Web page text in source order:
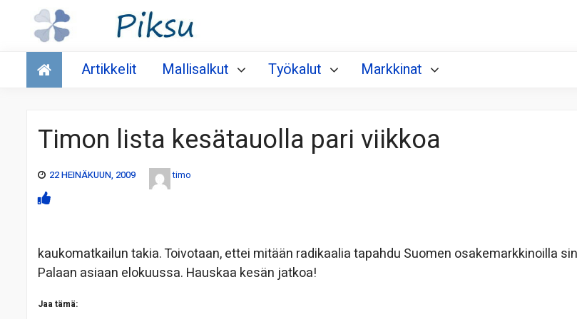
Talous
Artikkelit Mallisalkut Työkalut Markkinat
Timon lista kesätauolla pari viikkoa
22 HEINÄKUUN, 2009 timo
kaukomatkailun takia. Toivotaan, ettei mitään radikaalia tapahdu Suomen osakemarkkinoilla
Palaan asiaan elokuussa. Hauskaa kesän jatkoa!
Jaa tämä: